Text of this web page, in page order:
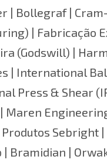
| Bollegraf|
| Fabricação
(Godswill) |
| International
Press & Shear
Maren
Produtos Sebright |
Bramidian |